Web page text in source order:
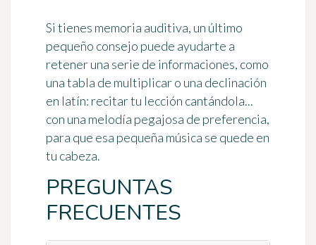
Si tienes memoria auditiva, un último
pequeño consejo puede ayudarte a
retener una serie de informaciones, como
una tabla de multiplicar o una declinación
en latín: recitar tu lección cantándola...
con una melodía pegajosa de preferencia,
para que esa pequeña música se quede en
tu cabeza.
PREGUNTAS
FRECUENTES